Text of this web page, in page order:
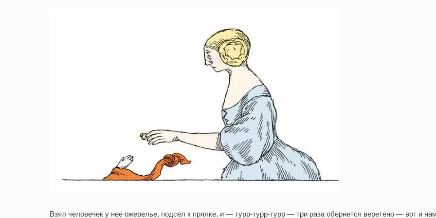
Взял человечек у нее ожерелье, подсел к прялке, и — турр-турр-турр — три раза обернется веретено — вот и